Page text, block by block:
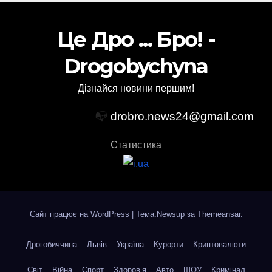
Це Дро ... Бро! -
Drogobychyna
Дізнайся новини першим!
📭 drobro.news24@gmail.com
Статистика
Сайт працює на WordPress | Тема:Newsup за Themeansar.
Дрогобиччина Львів Україна Курорти Криптовалюти
Світ Війна Спорт Здоров’я Авто ШОУ Кримінал